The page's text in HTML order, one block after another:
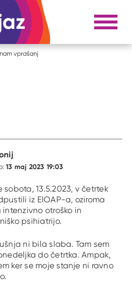
#to sem jaz Razpri
vprašanj
13 maj 2023 19:03
sobota, 13.5.2023, v četrtek
iz EIOAP-a, oziroma
intenzivno otroško in
psihiatrijo.
ni bila slaba. Tam sem
do četrtka. Ampak,
ker se moje stanje ni ravno